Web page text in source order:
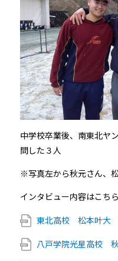
中学校卒業後、南東北ヤ
問した３人
※写真左から秋元さん、
インタビュー内容はこ
東北高校 松本叶大
八戸学院光星高校